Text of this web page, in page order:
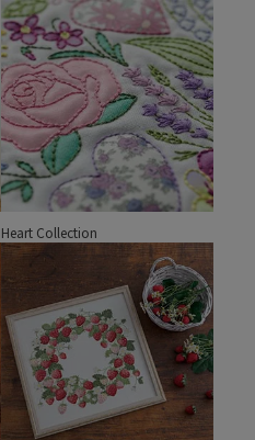
Heart Collection